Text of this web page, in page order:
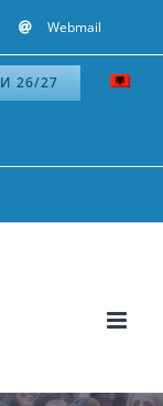
Webmail
26/27